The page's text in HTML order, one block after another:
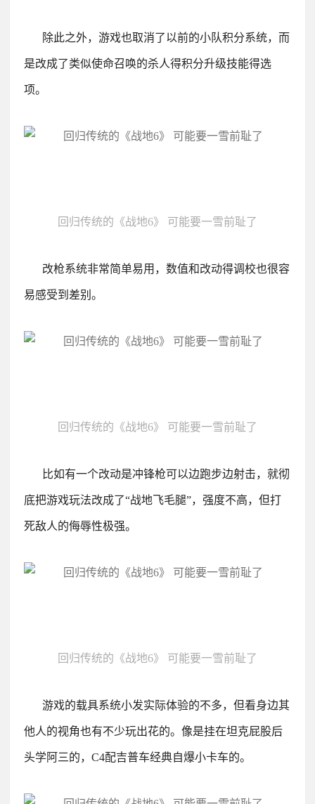
除此之外，游戏也取消了以前的小队积分系统，而
是改成了类似使命召唤的杀人得积分升级技能得选
项。
回归传统的《战地6》 可能要一雪前耻了
改枪系统非常简单易用，数值和改动得调校也很容
易感受到差别。
回归传统的《战地6》 可能要一雪前耻了
比如有一个改动是冲锋枪可以边跑步边射击，就彻
底把游戏玩法改成了“战地飞毛腿”，强度不高，但打
死敌人的侮辱性极强。
回归传统的《战地6》 可能要一雪前耻了
游戏的载具系统小发实际体验的不多，但看身边其
他人的视角也有不少玩出花的。 像是挂在坦克屁股后
头学阿三的，C4配吉普车经典自爆小卡车的。